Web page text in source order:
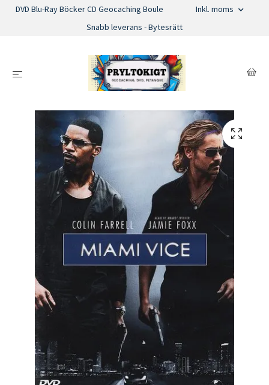
DVD Blu-Ray Böcker CD Geocaching Boule
Inkl. moms
Snabb leverans - Bytesrätt